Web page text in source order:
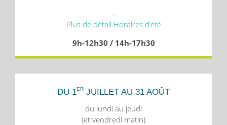
.
Plus de détail Horaires d’été
9h-12h30 / 14h-17h30
DU 1ER JUILLET AU 31 AOÛT
du lundi au jeudi
(et vendredi matin)